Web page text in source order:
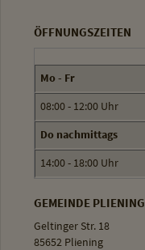
ÖFFNUNGSZEITEN
Mo - Fr
08:00 - 12:00 Uhr
Do nachmittags
14:00 - 18:00 Uhr
GEMEINDE PLIENING
Geltinger Str. 18
85652 Pliening